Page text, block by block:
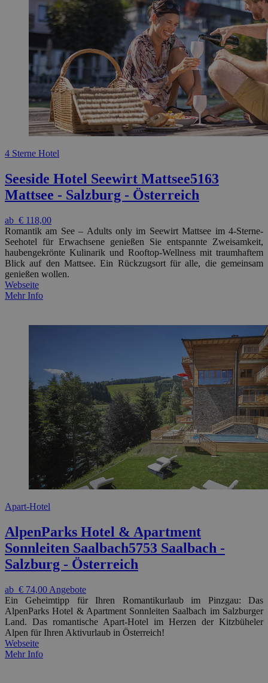
4 Sterne Hotel
Seeside Hotel Seewirt Mattsee5163
Mattsee - Salzburg - Österreich
ab € 118,00
Romantik am See – Adults only im Seewirt Mattsee im 4-Sterne-
Seehotel für Erwachsene genießen Sie entspannte Zweisamkeit,
haubengekrönte Kulinarik und Rooftop-Wellness mit traumhaftem
Blick auf den Mattsee. Ein Rückzugsort für alle, die gemeinsam
genießen wollen.
Webseite
Mehr Info
Apart-Hotel
AlpenParks Hotel & Apartment
Sonnleiten Saalbach5753 Saalbach -
Salzburg - Österreich
ab € 74,00 Angebote
Ein Geheimtipp für Ihren Romantikurlaub im Pinzgau: Das
AlpenParks Hotel & Apartment Sonnleiten Saalbach im Salzburger
Land. Das romantische Apart-Hotel im Herzen der Kitzbüheler
Alpen für Ihren Aktivurlaub in Österreich!
Webseite
Mehr Info